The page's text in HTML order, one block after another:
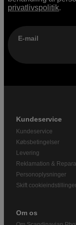
privatlivspolitik.
E-mail
Kundeservice
Kundeservice
Købsbetingelser
Levering
Reklamation &
Personoplysninger
Skift
Om os